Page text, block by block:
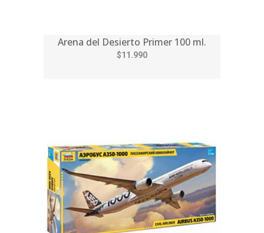
Arena del Desierto Primer 100 ml.
$11.990